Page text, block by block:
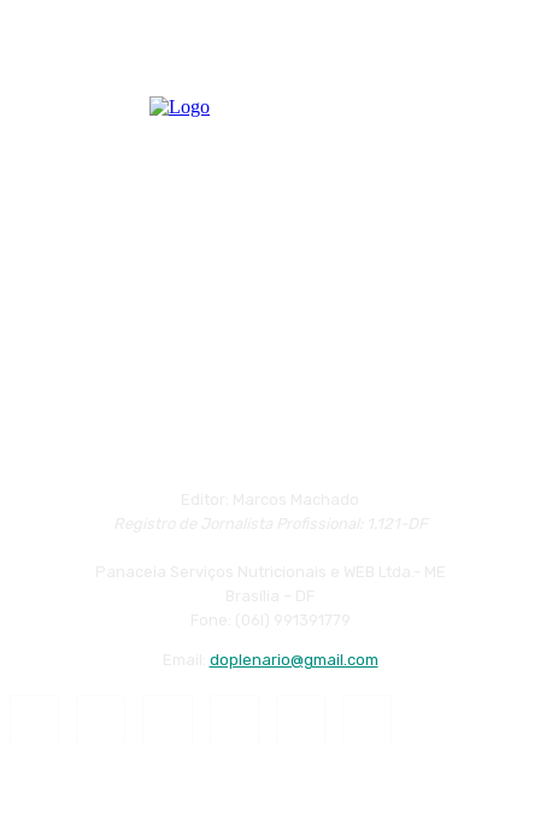
doplenario@gmail.com